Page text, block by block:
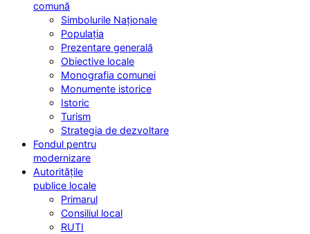
comună
Simbolurile Naționale
Populația
Prezentare generală
Obiective locale
Monografia comunei
Monumente istorice
Istoric
Turism
Strategia de dezvoltare
Fondul pentru
modernizare
Autoritățile
publice locale
Primarul
Consiliul local
RUTI